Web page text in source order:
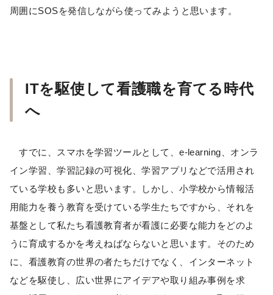
周囲にSOSを発信しながら使ってみようと思います。
ITを駆使して看護職を育てる時代
へ
すでに、スマホを学習ツールとして、e-learning、オンラ
イン学習、学習記録の可視化、学習アプリなどで活用され
ている学校も多いと思います。しかし、小学校から情報活
用能力を養う教育を受けている学生たちですから、それを
基盤として私たち看護教育者が看護に必要な能力をどのよ
うに育成するかを考えねばならないと思います。そのため
に、看護教育の世界の者たちだけでなく、インターネット
などを駆使し、広い世界にアイデアや取り組み事例を求